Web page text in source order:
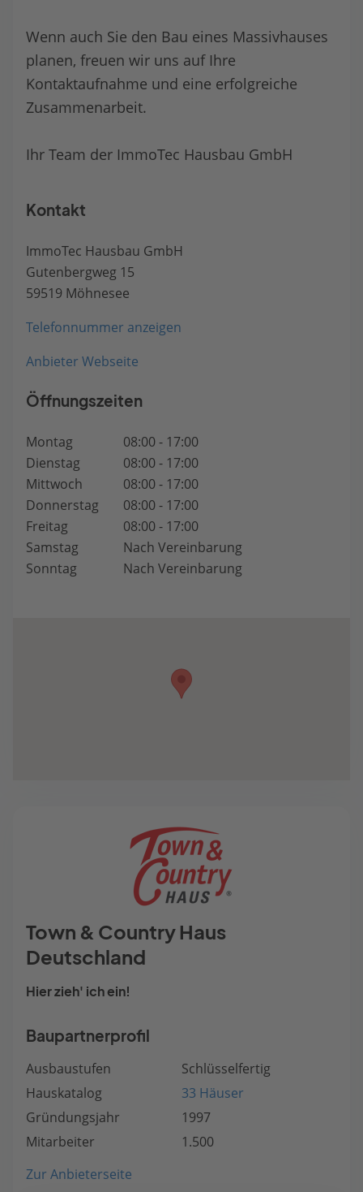
Wenn auch Sie den Bau eines Massivhauses
planen, freuen wir uns auf Ihre
Kontaktaufnahme und eine erfolgreiche
Zusammenarbeit.
Ihr Team der ImmoTec Hausbau GmbH
Kontakt
ImmoTec Hausbau GmbH
Gutenbergweg 15
59519 Möhnesee
Telefonnummer anzeigen
Anbieter Webseite
Öffnungszeiten
Montag
08:00 - 17:00
Dienstag
08:00 - 17:00
Mittwoch
08:00 - 17:00
Donnerstag
08:00 - 17:00
Freitag
08:00 - 17:00
Samstag
Nach Vereinbarung
Sonntag
Nach Vereinbarung
Town & Country Haus
Deutschland
Hier zieh' ich ein!
Baupartnerprofil
Ausbaustufen
Schlüsselfertig
Hauskatalog
33 Häuser
Gründungsjahr
1997
Mitarbeiter
1.500
Zur Anbieterseite